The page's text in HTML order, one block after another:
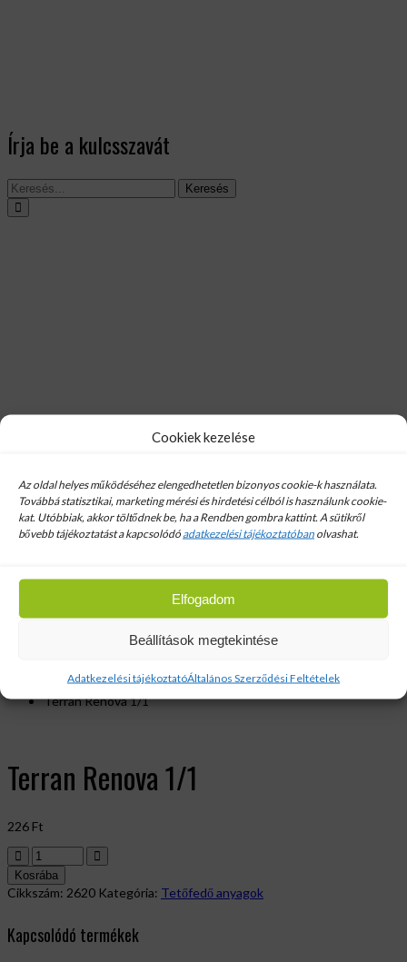
Cookiek kezelése
Az oldal helyes működéséhez elengedhetetlen bizonyos cookie-k használata.
Továbbá statisztikai, marketing mérési és hirdetési célból is használunk cookie-
kat. Utóbbiak, akkor töltődnek be, ha a Rendben gombra kattint. A sütikről
bővebb tájékoztatást a kapcsolódó adatkezelési tájékoztatóban olvashat.
Elfogadom
Beállítások megtekintése
Adatkezelési tájékoztatóÁltalános Szerződési Feltételek
Írja be a kulcsszavát
Keresés
Email cim:
Terran Renova 1/1
Tetőfedő anyagok
Terran Renova 1/1
Terran Renova 1/1
226 Ft
Terran
Renova
1/1
mennyiség
Kosrába
Cikkszám: 2620 Kategória: Tetőfedő anyagok
Kapcsolódó termékek